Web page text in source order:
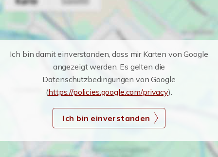
Ich bin damit einverstanden, dass mir Karten von Google
angezeigt werden. Es gelten die
Datenschutzbedingungen von Google
(https://policies.google.com/privacy).
Ich bin einverstanden